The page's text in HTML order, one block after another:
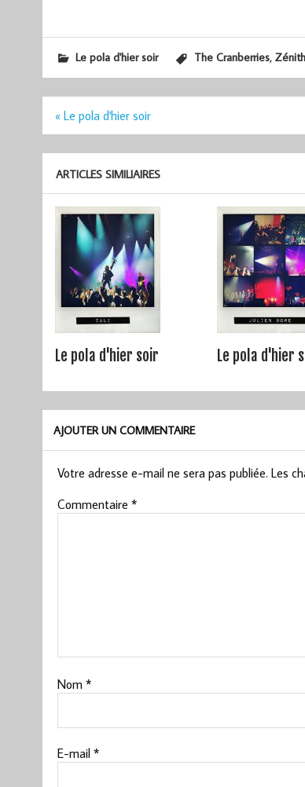
Le pola d'hier soir The Cranberries,
Navigation
« Le pola d'hier soir
ARTICLES SIMILIAIRES
Le pola d'hier soir Le pola d'hier
AJOUTER UN COMMENTAIRE
Votre adresse e-mail ne sera pas publiée. Les
Commentaire *
Nom *
E-mail *